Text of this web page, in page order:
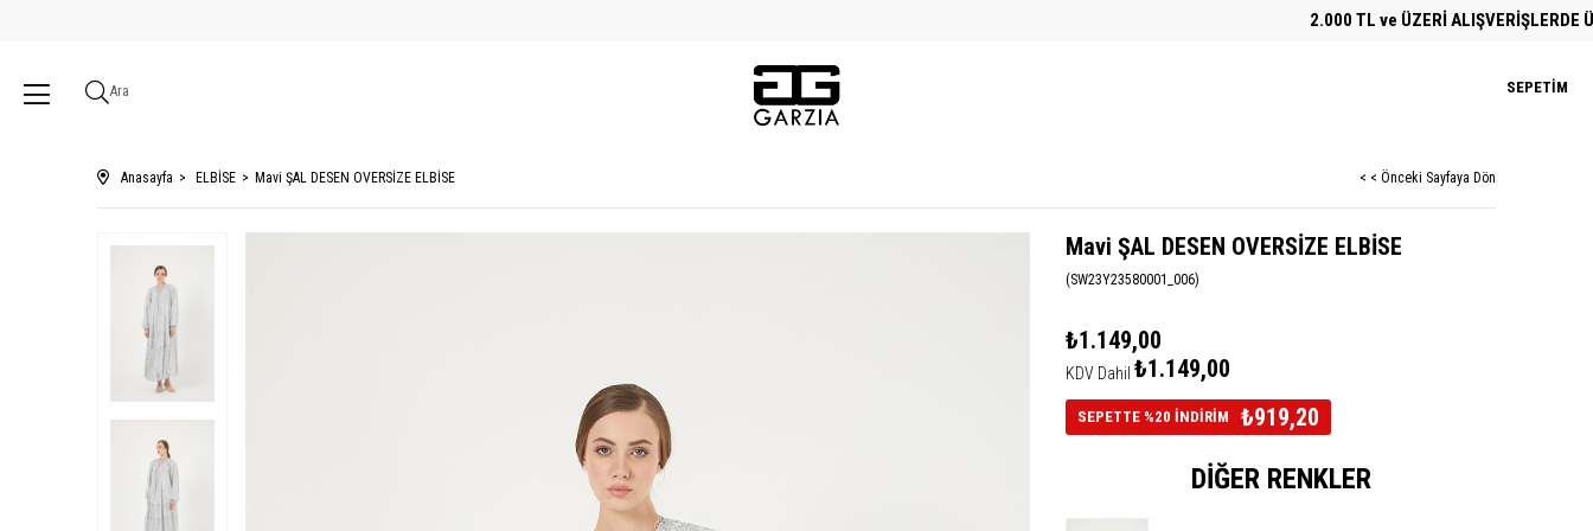
2.000 TL ve ÜZERİ ALIŞVERİŞLERDE
Ara SEPETIM
Anasayfa ELBİSE Mavi ŞAL DESEN OVERSİZE ELBİSE < < Önceki Sayfaya Dön
Mavi ŞAL DESEN OVERSİZE ELBİSE
(SW23Y23580001_006)
₺1.149,00
KDV Dahil ₺1.149,00
SEPETTE %20 İNDİRİM ₺919,20
DIĞER RENKLER